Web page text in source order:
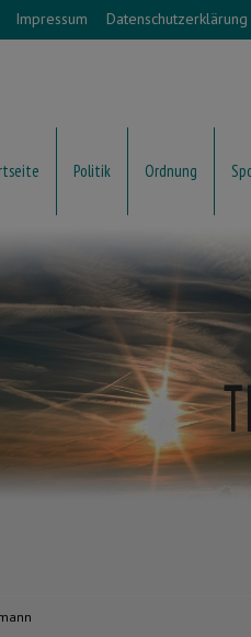
Impressum Datenschutzerklärung
Politik Ordnung